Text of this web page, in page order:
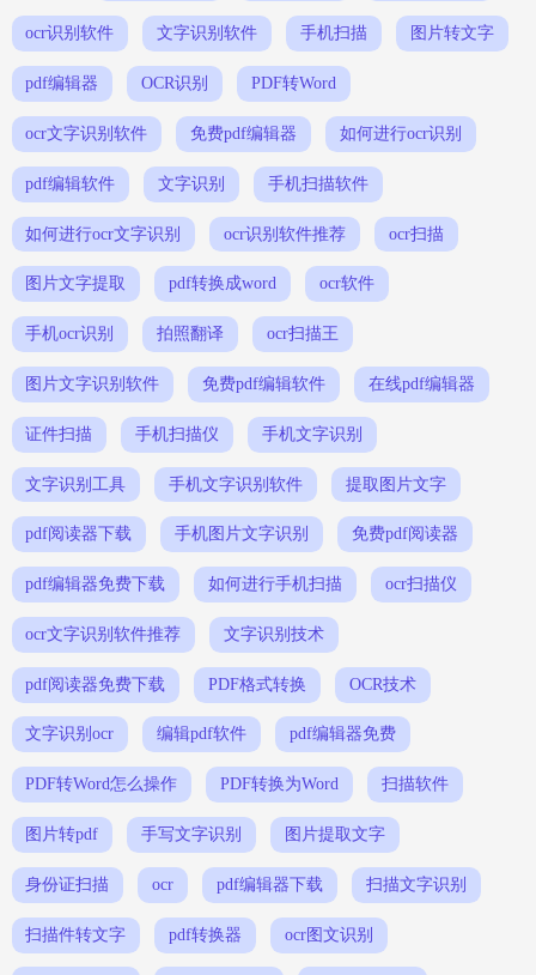
字福昕PDF全能王是一款功能强大的PDF
编辑和管理工具。它不仅可
ocr识别软件 文字识别软件 手机扫描 图片转文字
pdf编辑器 OCR识别 PDF转Word
ocr文字识别软件 免费pdf编辑器 如何进行ocr识别
pdf编辑软件 文字识别 手机扫描软件
如何进行ocr文字识别 ocr识别软件推荐 ocr扫描
图片文字提取 pdf转换成word ocr软件
手机ocr识别 拍照翻译 ocr扫描王
图片文字识别软件 免费pdf编辑软件 在线pdf编辑器
证件扫描 手机扫描仪 手机文字识别
文字识别工具 手机文字识别软件 提取图片文字
pdf阅读器下载 手机图片文字识别 免费pdf阅读器
pdf编辑器免费下载 如何进行手机扫描 ocr扫描仪
ocr文字识别软件推荐 文字识别技术
pdf阅读器免费下载 PDF格式转换 OCR技术
文字识别ocr 编辑pdf软件 pdf编辑器免费
PDF转Word怎么操作 PDF转换为Word 扫描软件
图片转pdf 手写文字识别 图片提取文字
身份证扫描 ocr pdf编辑器下载 扫描文字识别
扫描件转文字 pdf转换器 ocr图文识别